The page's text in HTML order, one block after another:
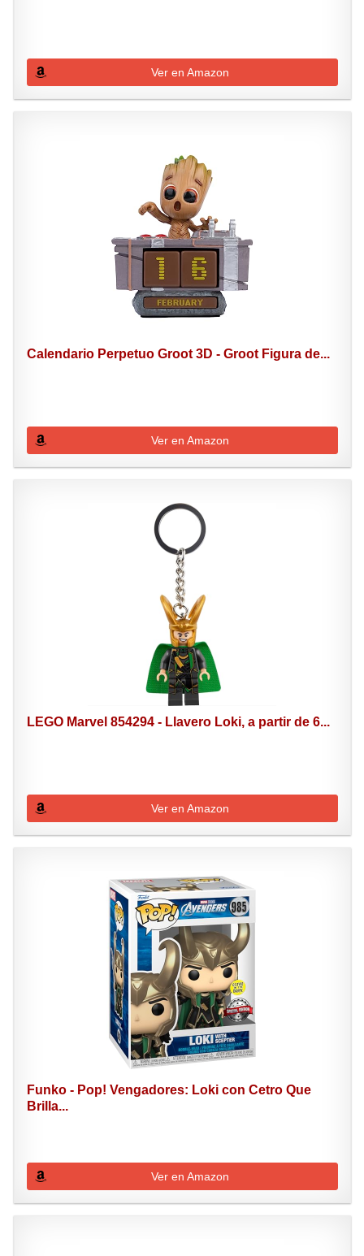
Ver en Amazon
Calendario Perpetuo Groot 3D - Groot Figura de...
Ver en Amazon
LEGO Marvel 854294 - Llavero Loki, a partir de 6...
Ver en Amazon
Funko - Pop! Vengadores: Loki con Cetro Que
Brilla...
Ver en Amazon